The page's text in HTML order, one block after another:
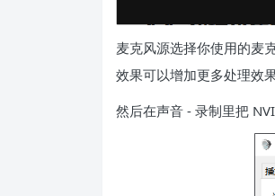
麦克风源选择你使用的麦
效果可以增加更多处理效
然后在声音 - 录制里把